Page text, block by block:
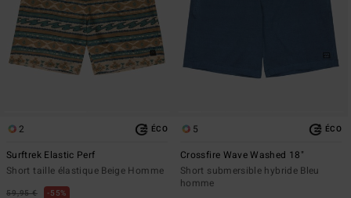
2 ÉCO
Surftrek Elastic Perf
Short taille élastique Beige Homme
59,95 € 55%
5 ÉCO
Crossfire Wave Washed 18"
Short submersible hybride Bleu
homme